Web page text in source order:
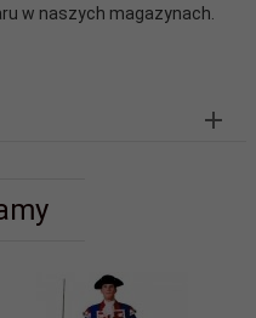
w naszych magazynach.